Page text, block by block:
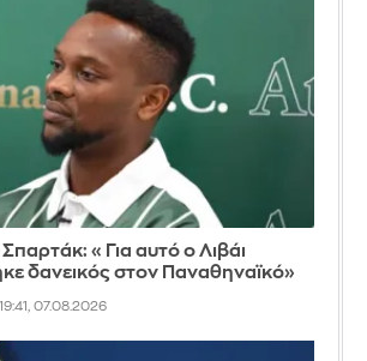
«Για αυτό ο Λιβάι
δανεικός στον Παναθηναϊκό»
19:41, 07.08.2026